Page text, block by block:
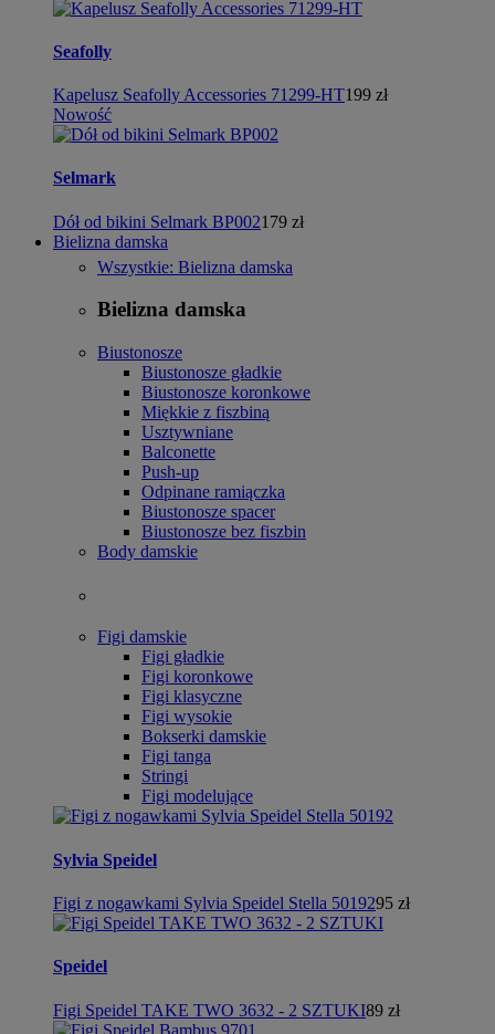
Seafolly
Kapelusz Seafolly Accessories 71299-HT199 zł
Nowość
Selmark
Dół od bikini Selmark BP002179 zł
Bielizna damska
Wszystkie: Bielizna damska
Bielizna damska
Biustonosze
Biustonosze gładkie
Biustonosze koronkowe
Miękkie z fiszbiną
Usztywniane
Balconette
Push-up
Odpinane ramiączka
Biustonosze spacer
Biustonosze bez fiszbin
Body damskie
Figi damskie
Figi gładkie
Figi koronkowe
Figi klasyczne
Figi wysokie
Bokserki damskie
Figi tanga
Stringi
Figi modelujące
Sylvia Speidel
Figi z nogawkami Sylvia Speidel Stella 5019295 zł
Speidel
Figi Speidel TAKE TWO 3632 - 2 SZTUKI89 zł